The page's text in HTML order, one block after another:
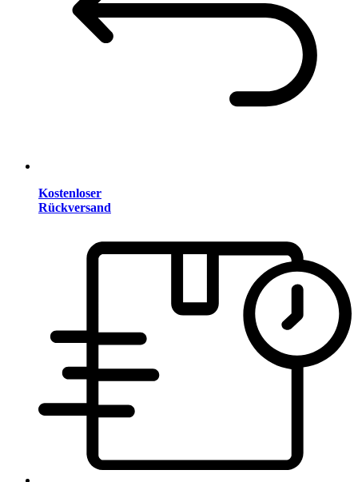
Kostenloser
Rückversand